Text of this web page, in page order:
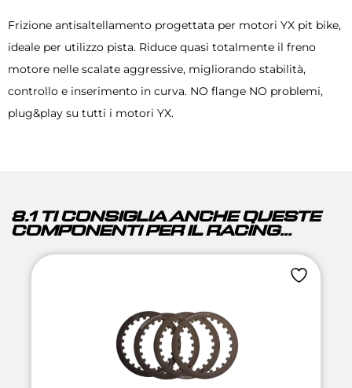
Frizione antisaltellamento progettata per motori YX pit bike,
ideale per utilizzo pista. Riduce quasi totalmente il freno
motore nelle scalate aggressive, migliorando stabilità,
controllo e inserimento in curva. NO flange NO problemi,
plug&play su tutti i motori YX.
8.1 TI CONSIGLIA ANCHE QUESTE
COMPONENTI PER IL RACING...